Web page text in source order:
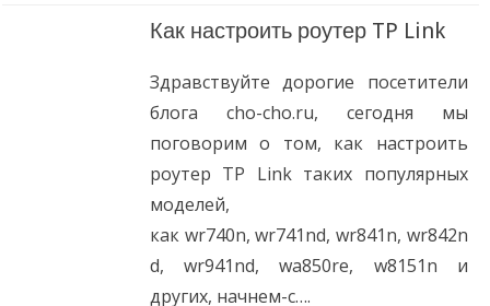
Как настроить роутер TP Link
Здравствуйте дорогие посетители
блога cho-cho.ru, сегодня мы
поговорим о том, как настроить
роутер TP Link таких популярных
моделей,
как wr740n, wr741nd, wr841n, wr842n
d, wr941nd, wa850re, w8151n и
других, начнем-с….